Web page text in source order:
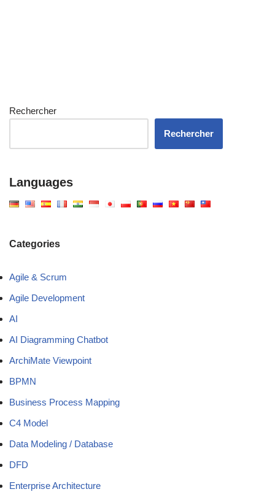
Rechercher
Rechercher
Languages
Categories
Agile & Scrum
Agile Development
AI
AI Diagramming Chatbot
ArchiMate Viewpoint
BPMN
Business Process Mapping
C4 Model
Data Modeling / Database
DFD
Enterprise Architecture